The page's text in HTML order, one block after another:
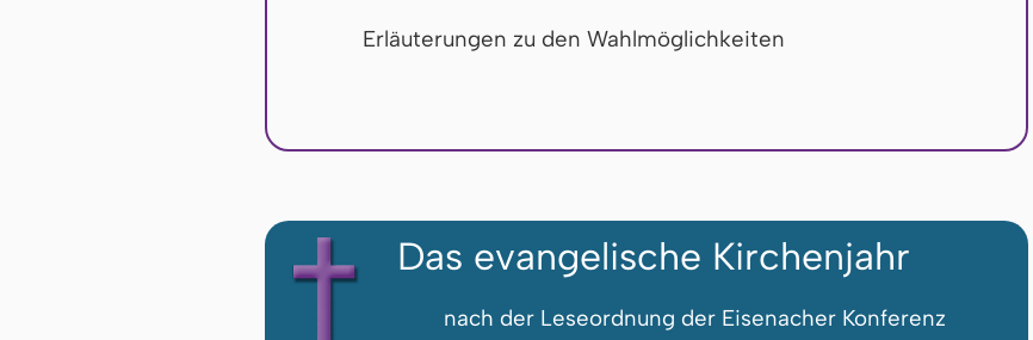
Erläuterungen zu den Wahlmöglichkeiten
Das evangelische Kirchenjahr
nach der Leseordnung der Eisenacher Konferenz